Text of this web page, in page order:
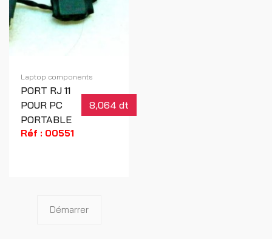
Laptop components
PORT RJ 11
POUR PC
PORTABLE
8,064 dt
Réf : 00551
Démarrer